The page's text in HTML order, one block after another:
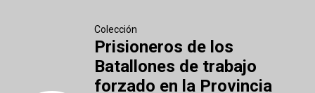
Colección
Prisioneros de los
Batallones de trabajo
forzado en la Provincia